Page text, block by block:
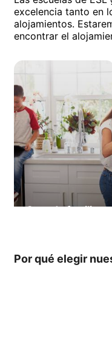
excelencia tanto en
alojamientos.
encontrar el
Casa de familia
Por qué elegir